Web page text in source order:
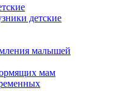
детские
малышей
мам